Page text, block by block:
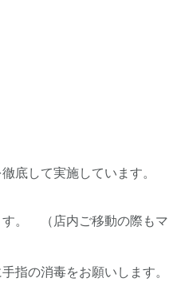
底して実施しています。
す。 （店内ご移動の際もマ
指の消毒をお願いします。